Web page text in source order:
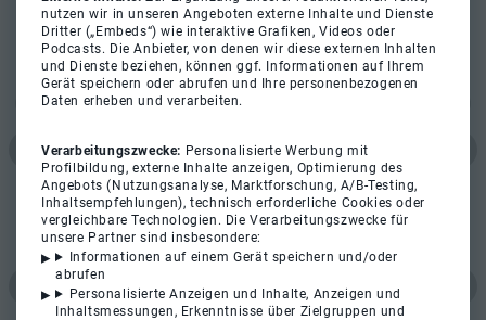
nutzen wir in unseren Angeboten externe Inhalte und Dienste
Dritter („Embeds“) wie interaktive Grafiken, Videos oder
Podcasts. Die Anbieter, von denen wir diese externen Inhalten
und Dienste beziehen, können ggf. Informationen auf Ihrem
Gerät speichern oder abrufen und Ihre personenbezogenen
Daten erheben und verarbeiten.
Verarbeitungszwecke: Personalisierte Werbung mit
Profilbildung, externe Inhalte anzeigen, Optimierung des
Angebots (Nutzungsanalyse, Marktforschung, A/B-Testing,
Inhaltsempfehlungen), technisch erforderliche Cookies oder
vergleichbare Technologien. Die Verarbeitungszwecke für
unsere Partner sind insbesondere:
Informationen auf einem Gerät speichern und/oder
abrufen
Personalisierte Anzeigen und Inhalte, Anzeigen und
Inhaltsmessungen, Erkenntnisse über Zielgruppen und